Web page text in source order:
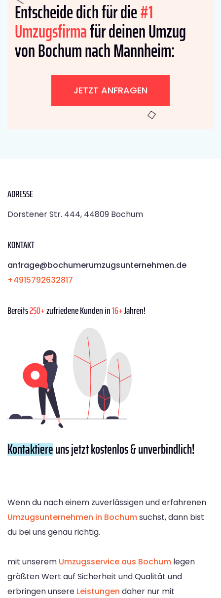
Entscheide dich für die#1
Umzugsfirmafür deinen Umzug
von Bochum nach Mannheim:
JETZT ANFRAGEN
ADRESSE
Dorstener Str. 444, 44809 Bochum
KONTAKT
anfrage@bochumerumzugsunternehmen.de
+4915792632817
Bereits250+zufriedene Kunden in16+Jahren!
Kontaktiereuns jetzt kostenlos & unverbindlich!
Wenn du nach einem zuverlässigen und erfahrenen
Umzugsunternehmen in Bochumsuchst, dann bist
du bei uns genau richtig.
mit unserem Umzugsservice aus Bochum legen
größten Wert auf Sicherheit und Qualität und
erbringen unsere Leistungen daher nur mit